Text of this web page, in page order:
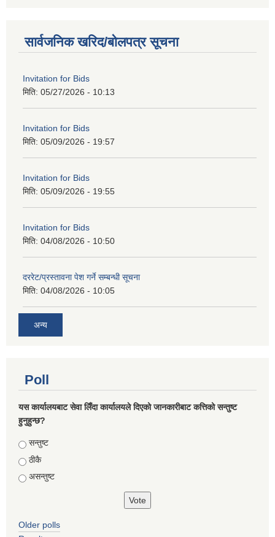
सार्वजनिक खरिद/बोलपत्र सूचना
Invitation for Bids
मिति: 05/27/2026 - 10:13
Invitation for Bids
मिति: 05/09/2026 - 19:57
Invitation for Bids
मिति: 05/09/2026 - 19:55
Invitation for Bids
मिति: 04/08/2026 - 10:50
दररेट/प्रस्तावना पेश गर्ने सम्बन्धी सूचना
मिति: 04/08/2026 - 10:05
अन्य
Poll
यस कार्यालयबाट सेवा लिँदा कार्यालयले दिएको जानकारीबाट कत्तिको सन्तुष्ट
हुनुहुन्छ?
Choices
सन्तुष्ट
ठीकै
असन्तुष्ट
Older polls